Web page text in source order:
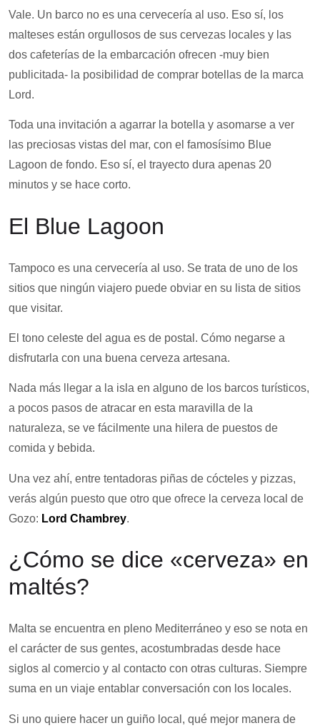
Vale. Un barco no es una cervecería al uso. Eso sí, los
malteses están orgullosos de sus cervezas locales y las
dos cafeterías de la embarcación ofrecen -muy bien
publicitada- la posibilidad de comprar botellas de la marca
Lord.
Toda una invitación a agarrar la botella y asomarse a ver
las preciosas vistas del mar, con el famosísimo Blue
Lagoon de fondo. Eso sí, el trayecto dura apenas 20
minutos y se hace corto.
El Blue Lagoon
Tampoco es una cervecería al uso. Se trata de uno de los
sitios que ningún viajero puede obviar en su lista de sitios
que visitar.
El tono celeste del agua es de postal. Cómo negarse a
disfrutarla con una buena cerveza artesana.
Nada más llegar a la isla en alguno de los barcos turísticos,
a pocos pasos de atracar en esta maravilla de la
naturaleza, se ve fácilmente una hilera de puestos de
comida y bebida.
Una vez ahí, entre tentadoras piñas de cócteles y pizzas,
verás algún puesto que otro que ofrece la cerveza local de
Gozo: Lord Chambrey.
¿Cómo se dice «cerveza» en
maltés?
Malta se encuentra en pleno Mediterráneo y eso se nota en
el carácter de sus gentes, acostumbradas desde hace
siglos al comercio y al contacto con otras culturas. Siempre
suma en un viaje entablar conversación con los locales.
Si uno quiere hacer un guiño local, qué mejor manera de